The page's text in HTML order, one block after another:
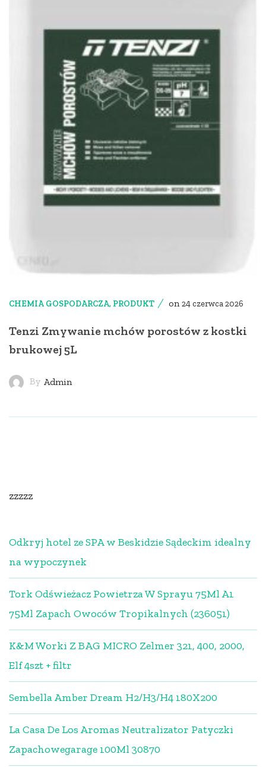
CHEMIA GOSPODARCZA, PRODUKT on24 czerwca 2026
Tenzi Zmywanie mchów porostów z kostki
brukowej 5L
By Admin
zzzzz
Odkryj hotel ze SPA w Beskidzie Sądeckim idealny
na wypoczynek
Tork Odświeżacz Powietrza W Sprayu 75Ml A1
75Ml Zapach Owoców Tropikalnych (236051)
K&M Worki Z BAG MICRO Zelmer 321, 400, 2000,
Elf 4szt + filtr
Sembella Amber Dream H2/H3/H4 180X200
La Casa De Los Aromas Neutralizator Patyczki
Zapachowegarage 100Ml 30870